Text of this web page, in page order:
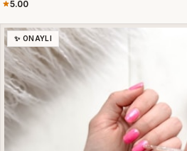
5.00
✨ ONAYLI